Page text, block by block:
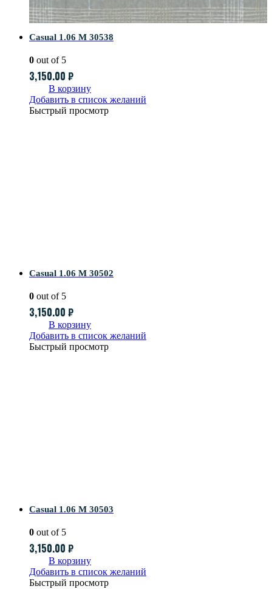
Casual 1.06 M 30538
0 out of 5
3,150.00 ₽
В корзину
Добавить в список желаний
Быстрый просмотр
Casual 1.06 M 30502
0 out of 5
3,150.00 ₽
В корзину
Добавить в список желаний
Быстрый просмотр
Casual 1.06 M 30503
0 out of 5
3,150.00 ₽
В корзину
Добавить в список желаний
Быстрый просмотр